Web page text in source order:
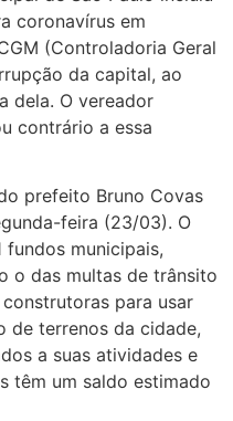
coronavírus em
(Controladoria Geral
da capital, ao
dela. O vereador
contrário a essa
prefeito Bruno Covas
feira (23/03). O
municipais,
o das multas de trânsito
para usar
terrenos da cidade,
a suas atividades e
têm um saldo estimado